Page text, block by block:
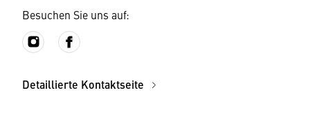
Besuchen Sie uns auf:
Detaillierte Kontaktseite